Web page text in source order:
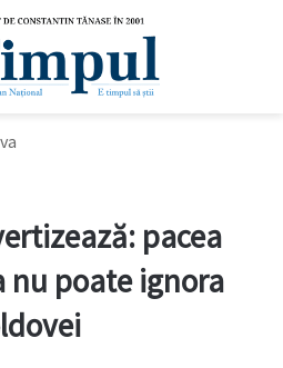
pacea
nu poate ignora